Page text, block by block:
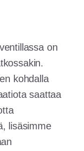
on
kohdalla
saattaa
lisäsimme